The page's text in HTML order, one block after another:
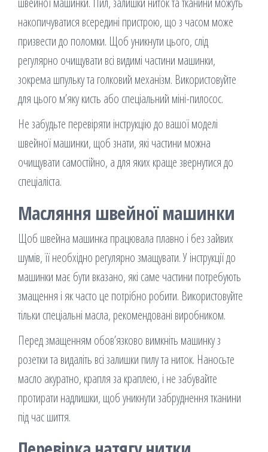
накопичуватися всередині пристрою, що з часом може
призвести до поломки. Щоб уникнути цього, слід
регулярно очищувати всі видимі частини машинки,
зокрема шпульку та голковий механізм. Використовуйте
для цього м’яку кисть або спеціальний міні-пилосос.
Не забудьте перевіряти інструкцію до вашої моделі
швейної машинки, щоб знати, які частини можна
очищувати самостійно, а для яких краще звернутися до
спеціаліста.
Масляння швейної машинки
Щоб швейна машинка працювала плавно і без зайвих
шумів, її необхідно регулярно змащувати. У інструкції до
машинки має бути вказано, які саме частини потребують
змащення і як часто це потрібно робити. Використовуйте
тільки спеціальні масла, рекомендовані виробником.
Перед змащенням обов’язково вимкніть машинку з
розетки та видаліть всі залишки пилу та ниток. Наносьте
масло акуратно, крапля за краплею, і не забувайте
протирати надлишки, щоб уникнути забруднення тканини
під час шиття.